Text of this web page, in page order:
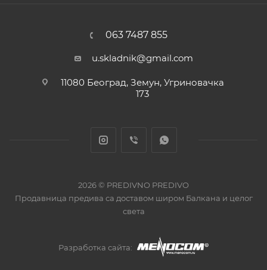
063 7487 855
u.skladnik@gmail.com
11080 Београд, Земун, Угриновачка
173
2026 © PREDIVNO PREDIVO
Продавница предива са доставом широм Балкана и целог
света
Разработка сайта: